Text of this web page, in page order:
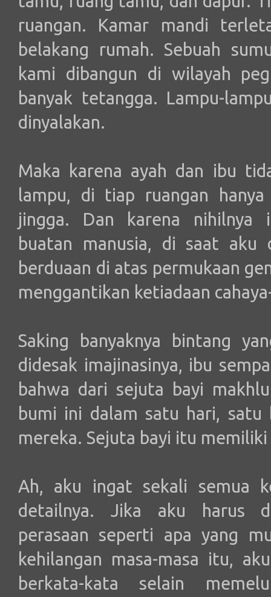
ruangan. Kamar mandi
belakang rumah. Sebuah
kami dibangun di wilayah
banyak tetangga. Lampu-
dinyalakan.
Maka karena ayah dan ibu
lampu, di tiap ruangan
jingga. Dan karena nihilnya
buatan manusia, di saat aku
berduaan di atas permukaan
menggantikan ketiadaan
Saking banyaknya bintang
didesak imajinasinya, ibu
bahwa dari sejuta bayi
bumi ini dalam satu hari,
mereka. Sejuta bayi itu
Ah, aku ingat sekali semua
detailnya. Jika aku harus
perasaan seperti apa yang
kehilangan masa-masa itu,
berkata-kata selain